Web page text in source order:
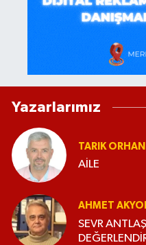
Yazarlarımız
TARIK ORHAN
AİLE
AHMET
SEVR